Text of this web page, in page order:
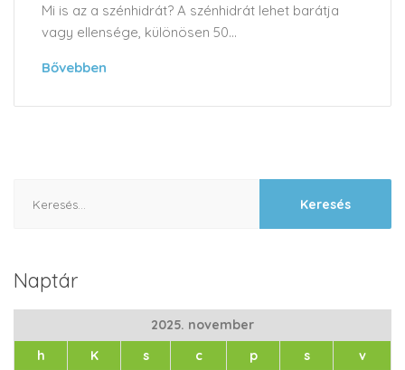
Mi is az a szénhidrát? A szénhidrát lehet barátja
vagy ellensége, különösen 50...
Bővebben
Naptár
2025. november
h
K s c p s
v